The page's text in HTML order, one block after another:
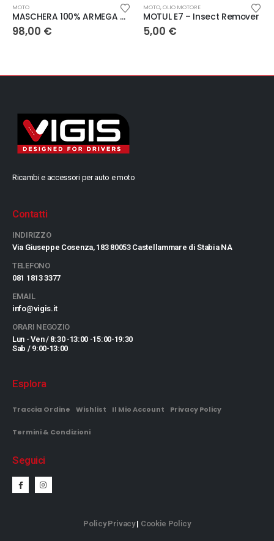
MOTO
MASCHERA 100% ARMEGA NUCLEAR CITRUS – LENTE A SPECCHIO ORO
98,00 €
MOTO,OLIO MOTORE
MOTUL E7 – Insect Remover
5,00 €
Ricambi e accessori per auto e moto
Contatti
INDIRIZZO
Via Giuseppe Cosenza, 183 80053 Castellammare di Stabia NA
TELEFONO
081 1813 3377
EMAIL
info@vigis.it
ORARI NEGOZIO
Lun - Ven / 8:30 -13:00 -15:00-19:30
Sab / 9:00-13:00
Esplora
Traccia Ordine Wishlist Il Mio Account Privacy Policy
Termini & Condizioni
Seguici
Policy Privacy| Cookie Policy